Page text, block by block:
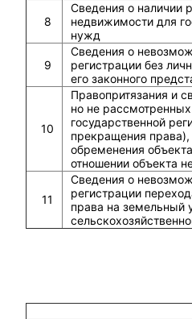
8
Сведения о наличии
недвижимости для
нужд
9
Сведения о
регистрации без
его законного
10
Правопритязания и
но не
государственной
прекращения права),
обременения
отношении объекта
11
Сведения о
регистрации
права на земельный